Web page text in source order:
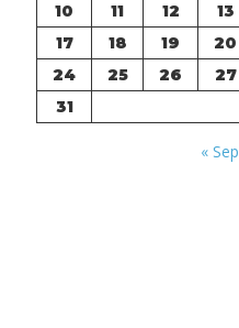
10
11 12 13
17
18 19 20
24
25 26 27
31
« Sep